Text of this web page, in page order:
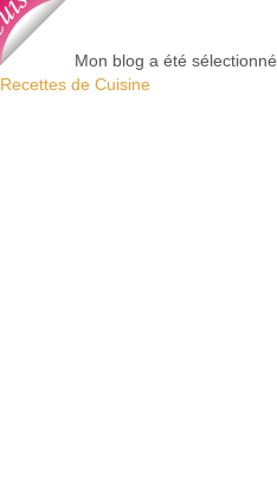
Mon blog a été sélectionné
Recettes de Cuisine